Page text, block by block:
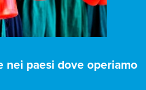
nei paesi dove operiamo